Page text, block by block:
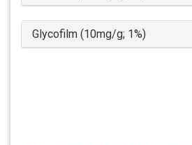
Glycofilm (10mg/g; 1%)